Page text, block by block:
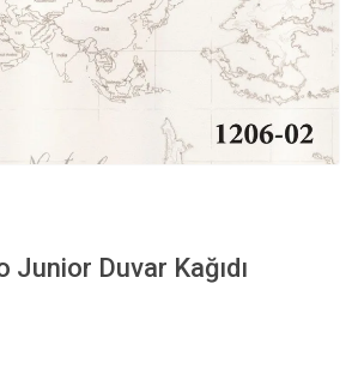
Junior Duvar Kağıdı